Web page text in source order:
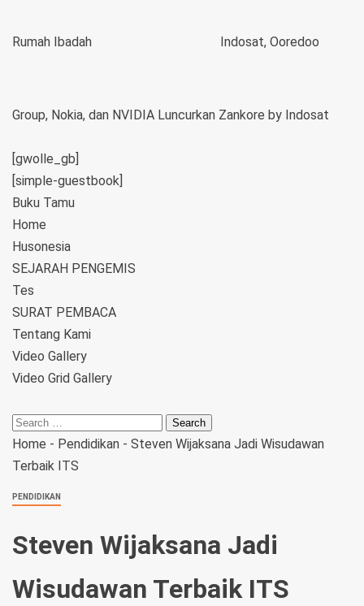
Rumah Ibadah Indosat, Ooredoo
Group, Nokia, dan NVIDIA Luncurkan Zankore by Indosat
[gwolle_gb]
[simple-guestbook]
Buku Tamu
Home
Husonesia
SEJARAH PENGEMIS
Tes
SURAT PEMBACA
Tentang Kami
Video Gallery
Video Grid Gallery
Home - Pendidikan - Steven Wijaksana Jadi Wisudawan
Terbaik ITS
PENDIDIKAN
Steven Wijaksana Jadi
Wisudawan Terbaik ITS